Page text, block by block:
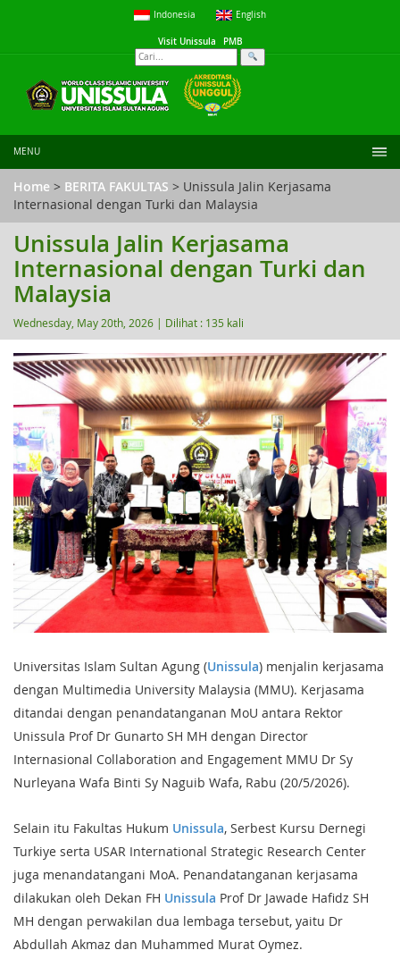
Indonesia English
Visit Unissula PMB
MENU
Home > BERITA FAKULTAS > Unissula Jalin Kerjasama
Internasional dengan Turki dan Malaysia
Unissula Jalin Kerjasama
Internasional dengan Turki dan
Malaysia
Wednesday, May 20th, 2026 | Dilihat : 135 kali
Universitas Islam Sultan Agung (Unissula) menjalin kerjasama
dengan Multimedia University Malaysia (MMU). Kerjasama
ditandai dengan penandatanganan MoU antara Rektor
Unissula Prof Dr Gunarto SH MH dengan Director
Internasional Collaboration and Engagement MMU Dr Sy
Nurleyana Wafa Binti Sy Naguib Wafa, Rabu (20/5/2026).
Selain itu Fakultas Hukum Unissula, Serbest Kursu Dernegi
Turkiye serta USAR International Strategic Research Center
juga menandatangani MoA. Penandatanganan kerjasama
dilakukan oleh Dekan FH Unissula Prof Dr Jawade Hafidz SH
MH dengan perwakilan dua lembaga tersebut, yaitu Dr
Abdullah Akmaz dan Muhammed Murat Oymez.